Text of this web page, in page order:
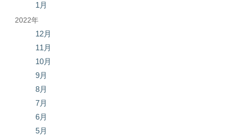
1月
2022年
12月
11月
10月
9月
8月
7月
6月
5月